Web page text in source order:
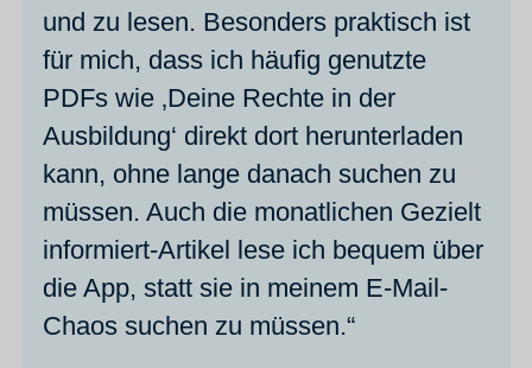
und zu lesen. Besonders praktisch ist
für mich, dass ich häufig genutzte
PDFs wie ‚Deine Rechte in der
Ausbildung‘ direkt dort herunterladen
kann, ohne lange danach suchen zu
müssen. Auch die monatlichen Gezielt
informiert-Artikel lese ich bequem über
die App, statt sie in meinem E-Mail-
Chaos suchen zu müssen.“